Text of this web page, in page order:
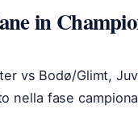
in
vs Bodø/Glimt,
nella fase